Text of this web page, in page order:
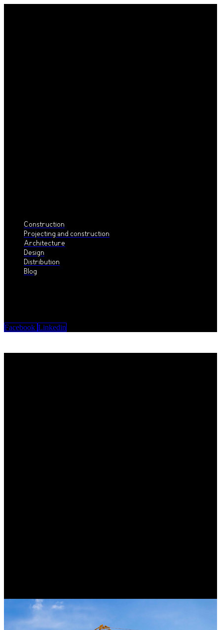
Construction
Projecting and construction
Architecture
Design
Distribution
Blog
Facebook Linkedin